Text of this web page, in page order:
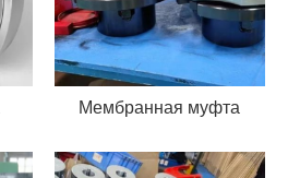
Мембранная муфта